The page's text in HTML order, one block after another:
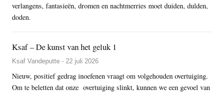
verlangens, fantasieën, dromen en nachtmerries moet duiden, dulden,
doden.
Ksaf – De kunst van het geluk 1
Ksaf Vandeputte - 22 juli 2026
Nieuw, positief gedrag inoefenen vraagt om volgehouden overtuiging.
Om te beletten dat onze overtuiging slinkt, kunnen we een gevoel van